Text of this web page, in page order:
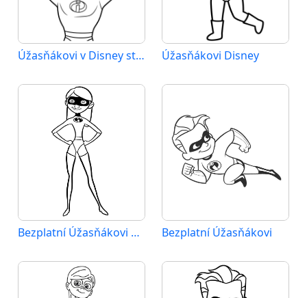
Úžasňákovi v Disney stylu Úžasňákovi Disney
Bezplatní Úžasňákovi k vytištění Bezplatní Úžasňákovi